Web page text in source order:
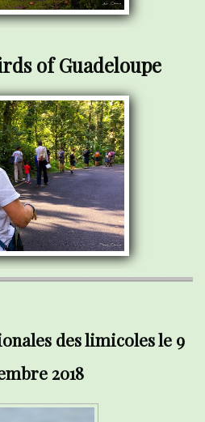
of Guadeloupe
des limicoles le 9
2018